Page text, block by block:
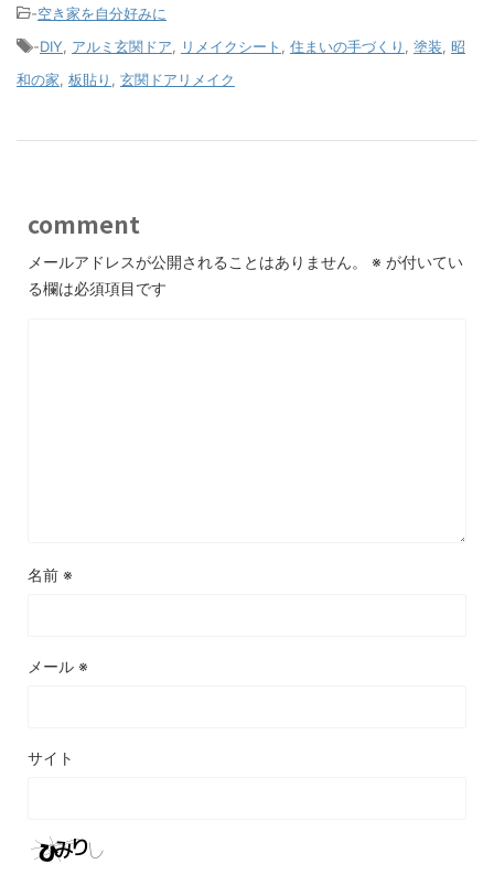
-空き家を自分好みに
-DIY アルミ玄関ドア リメイクシート 住まいの手づくり 塗装 昭
和の家 板貼り 玄関ドアリメイク
comment
メールアドレスが公開されることはありません。 ※ が付いてい
る欄は必須項目です
名前 ※
メール ※
サイト